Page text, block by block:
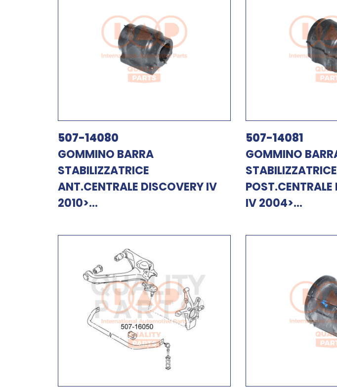
507-14080
GOMMINO BARRA
STABILIZZATRICE
ANT.CENTRALE DISCOVERY IV
2010>...
507-14081
GOMMINO
STABILIZZATRICE
IV 2004>...